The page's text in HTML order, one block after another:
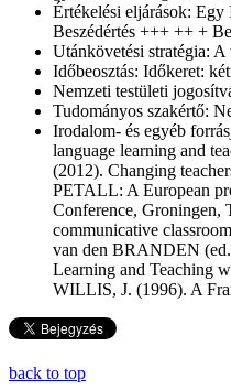
Értékelési eljárások: Egy
Beszédértés +++ ++ +
Utánkövetési stratégia: A
Időbeosztás: Időkeret:
Nemzeti testületi
Tudományos szakértő:
Irodalom- és egyéb
language learning and
(2012). Changing
PETALL: A European
Conference, Groningen,
communicative
van den BRANDEN
Learning and Teaching
WILLIS, J. (1996). A
back to top